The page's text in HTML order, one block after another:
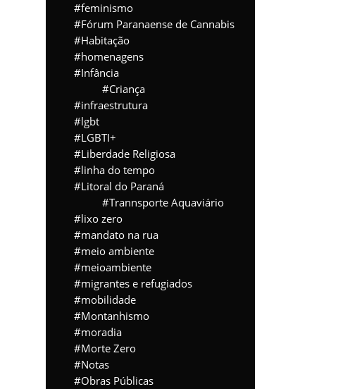
feminismo
Fórum Paranaense de Cannabis
Habitação
homenagens
Infância
Criança
infraestrutura
lgbt
LGBTI+
Liberdade Religiosa
linha do tempo
Litoral do Paraná
Trannsporte Aquaviário
lixo zero
mandato na rua
meio ambiente
meioambiente
migrantes e refugiados
mobilidade
Montanhismo
moradia
Morte Zero
Notas
Obras Públicas